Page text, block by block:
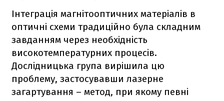
Інтеграція магнітооптичних матеріалів в
оптичні схеми традиційно була складним
завданням через необхідність
високотемпературних процесів.
Дослідницька група вирішила цю
проблему, застосувавши лазерне
загартування – метод, при якому певні